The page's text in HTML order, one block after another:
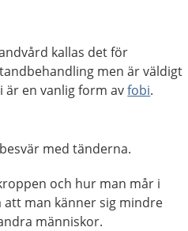
kallas det för
men är väldigt
är en vanlig form avfobi.
med tänderna.
och hur man mår i
att man känner sig mindre
människor.